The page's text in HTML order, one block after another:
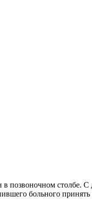
позвоночном столбе.
больного